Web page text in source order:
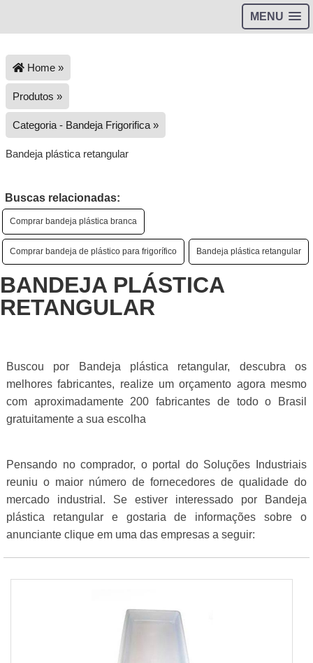
MENU
Home »
Produtos »
Categoria - Bandeja Frigorifica »
Bandeja plástica retangular
Buscas relacionadas:
Comprar bandeja plástica branca
Comprar bandeja de plástico para frigorífico Bandeja plástica retangular
BANDEJA PLÁSTICA
RETANGULAR
Buscou por Bandeja plástica retangular, descubra os
melhores fabricantes, realize um orçamento agora mesmo
com aproximadamente 200 fabricantes de todo o Brasil
gratuitamente a sua escolha
Pensando no comprador, o portal do Soluções Industriais
reuniu o maior número de fornecedores de qualidade do
mercado industrial. Se estiver interessado por Bandeja
plástica retangular e gostaria de informações sobre o
anunciante clique em uma das empresas a seguir: